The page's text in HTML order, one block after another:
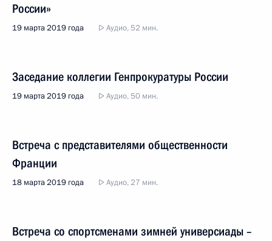
России»
19 марта 2019 года Аудио, 52 мин.
Заседание коллегии Генпрокуратуры России
19 марта 2019 года Аудио, 50 мин.
Встреча с представителями общественности
Франции
18 марта 2019 года Аудио, 27 мин.
Встреча со спортсменами зимней универсиады –